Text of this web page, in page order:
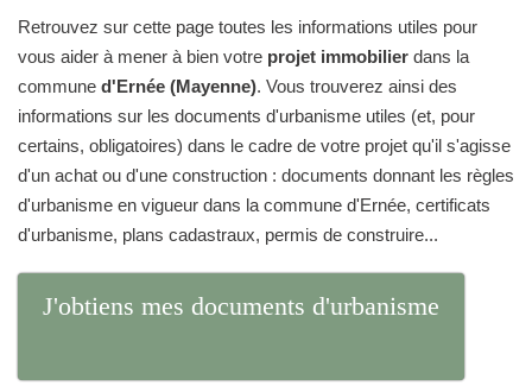
Retrouvez sur cette page toutes les informations utiles pour
vous aider à mener à bien votre projet immobilier dans la
commune d'Ernée (Mayenne). Vous trouverez ainsi des
informations sur les documents d'urbanisme utiles (et, pour
certains, obligatoires) dans le cadre de votre projet qu'il s'agisse
d'un achat ou d'une construction : documents donnant les règles
d'urbanisme en vigueur dans la commune d'Ernée, certificats
d'urbanisme, plans cadastraux, permis de construire...
J'obtiens mes documents d'urbanisme